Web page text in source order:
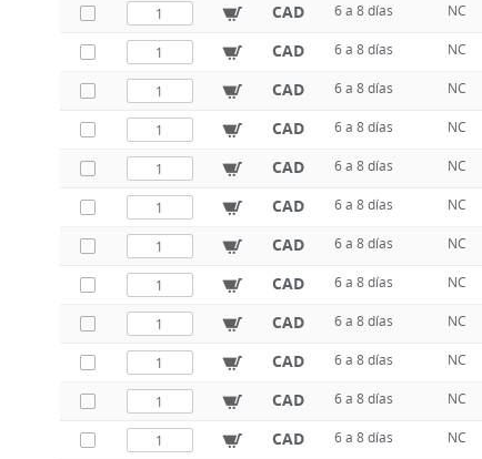
CAD 6 a 8 días NC
CAD 6 a 8 días NC
CAD 6 a 8 días NC
CAD 6 a 8 días NC
CAD 6 a 8 días NC
CAD 6 a 8 días NC
CAD 6 a 8 días NC
CAD 6 a 8 días NC
CAD 6 a 8 días NC
CAD 6 a 8 días NC
CAD 6 a 8 días NC
CAD 6 a 8 días NC